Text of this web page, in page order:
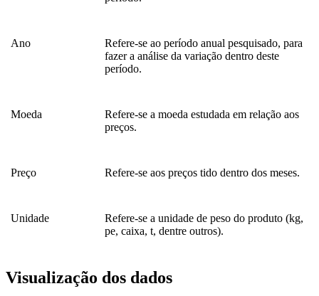
Ano
Refere-se ao período anual pesquisado, para
fazer a análise da variação dentro deste
período.
Moeda
Refere-se a moeda estudada em relação aos
preços.
Preço Refere-se aos preços tido dentro dos meses.
Unidade
Refere-se a unidade de peso do produto (kg,
pe, caixa, t, dentre outros).
Visualização dos dados